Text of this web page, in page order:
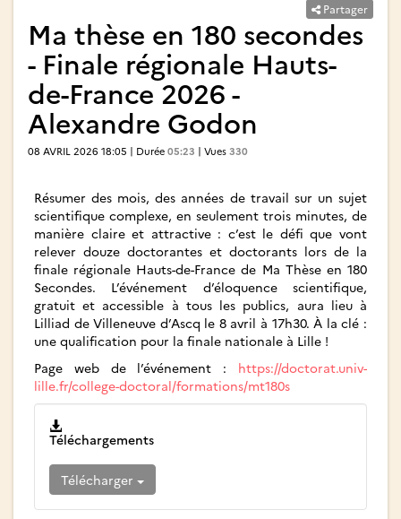
Partager
Ma thèse en 180 secondes
- Finale régionale Hauts-
de-France 2026 -
Alexandre Godon
08 AVRIL 2026 18:05 | Durée 05:23 | Vues 330
Résumer des mois, des années de travail sur un sujet
scientifique complexe, en seulement trois minutes, de
manière claire et attractive : c’est le défi que vont
relever douze doctorantes et doctorants lors de la
finale régionale Hauts-de-France de Ma Thèse en 180
Secondes. L’événement d’éloquence scientifique,
gratuit et accessible à tous les publics, aura lieu à
Lilliad de Villeneuve d’Ascq le 8 avril à 17h30. À la clé :
une qualification pour la finale nationale à Lille !
Page web de l’événement : https://doctorat.univ-
lille.fr/college-doctoral/formations/mt180s
Téléchargements
Télécharger